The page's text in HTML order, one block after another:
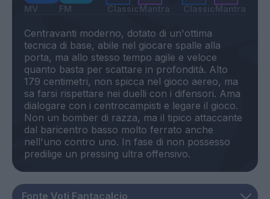
MV FM ClassicMantra ClassicMantra
Centravanti moderno, dotato di un'ottima
tecnica di base, abile nel giocare spalle alla
porta, ma allo stesso tempo agile e veloce
quanto basta per scattare in profondità. Alto
179 centimetri, non spicca nel gioco aereo, ma
sa farsi rispettare nei duelli con i difensori. Ama
dialogare con i centrocampisti e legare il gioco.
Non un bomber di razza, ma il tipico attaccante
dal baricentro basso molto ferrato anche
nell'uno contro uno. In fase di non possesso